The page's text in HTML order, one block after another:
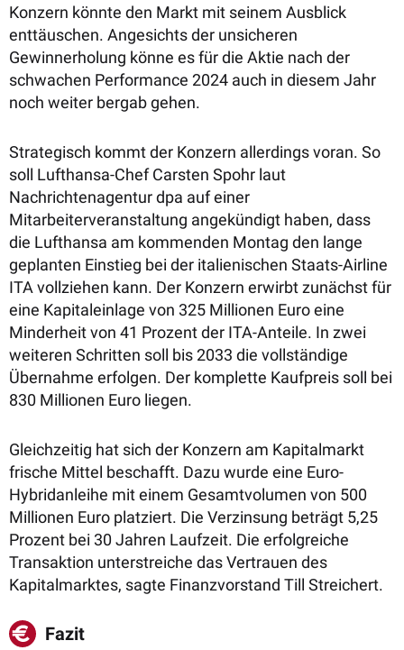
Konzern könnte den Markt mit seinem Ausblick
enttäuschen. Angesichts der unsicheren
Gewinnerholung könne es für die Aktie nach der
schwachen Performance 2024 auch in diesem Jahr
noch weiter bergab gehen.
Strategisch kommt der Konzern allerdings voran. So
soll Lufthansa-Chef Carsten Spohr laut
Nachrichtenagentur dpa auf einer
Mitarbeiterveranstaltung angekündigt haben, dass
die Lufthansa am kommenden Montag den lange
geplanten Einstieg bei der italienischen Staats-Airline
ITA vollziehen kann. Der Konzern erwirbt zunächst für
eine Kapitaleinlage von 325 Millionen Euro eine
Minderheit von 41 Prozent der ITA-Anteile. In zwei
weiteren Schritten soll bis 2033 die vollständige
Übernahme erfolgen. Der komplette Kaufpreis soll bei
830 Millionen Euro liegen.
Gleichzeitig hat sich der Konzern am Kapitalmarkt
frische Mittel beschafft. Dazu wurde eine Euro-
Hybridanleihe mit einem Gesamtvolumen von 500
Millionen Euro platziert. Die Verzinsung beträgt 5,25
Prozent bei 30 Jahren Laufzeit. Die erfolgreiche
Transaktion unterstreiche das Vertrauen des
Kapitalmarktes, sagte Finanzvorstand Till Streichert.
Fazit